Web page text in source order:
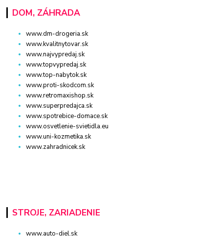
DOM, ZÁHRADA
www.dm-drogeria.sk
www.kvalitnytovar.sk
www.najvypredaj.sk
www.topvypredaj.sk
www.top-nabytok.sk
www.proti-skodcom.sk
www.retromaxishop.sk
www.superpredajca.sk
www.spotrebice-domace.sk
www.osvetlenie-svietidla.eu
www.uni-kozmetika.sk
www.zahradnicek.sk
STROJE, ZARIADENIE
www.auto-diel.sk